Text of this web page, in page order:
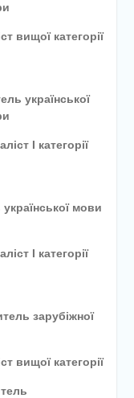
вищої категорії
української
І категорії
мови
І категорії
зарубіжної
вищої категорії